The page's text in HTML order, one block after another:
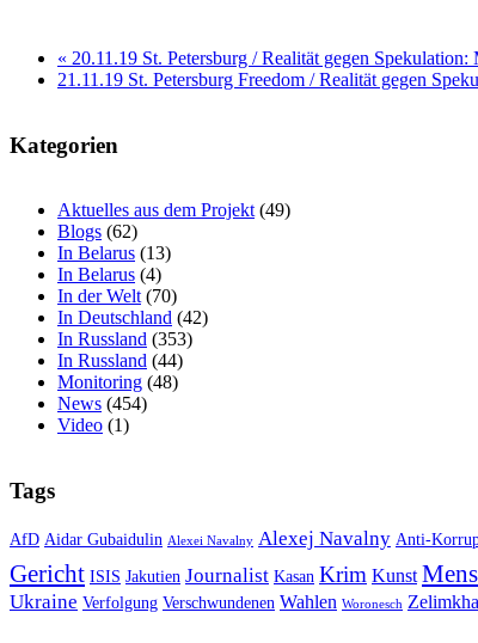
« 20.11.19 St. Petersburg / Realität gegen
21.11.19 St. Petersburg Freedom / Realität gegen
Kategorien
Aktuelles aus dem Projekt (49)
Blogs (62)
In Belarus (13)
In Belarus (4)
In der Welt (70)
In Deutschland (42)
In Russland (353)
In Russland (44)
Monitoring (48)
News (454)
Video (1)
Tags
AfD Aidar Gubaidulin Alexei Navalny Alexej Navalny Anti-
Gericht ISIS Jakutien Journalist Kasan Krim Kunst
Ukraine Verfolgung Verschwundenen Wahlen Woronesch